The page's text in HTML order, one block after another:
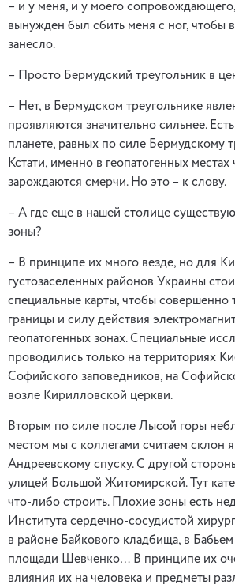
– и у меня, и у моего
вынужден был сбить меня с ног, чтобы
занесло.
– Просто Бермудский треугольник в
– Нет, в Бермудском треугольнике
проявляются значительно сильнее.
планете, равных по силе Бермудскому
Кстати, именно в геопатогенных местах
зарождаются смерчи. Но это – к слову.
– А где еще в нашей столице
зоны?
– В принципе их много везде, но для
густозаселенных районов Украины
специальные карты, чтобы совершенно
границы и силу действия
геопатогенных зонах. Специальные
проводились только на территориях
Софийского заповедников, на
возле Кирилловской церкви.
Вторым по силе после Лысой горы
местом мы с коллегами считаем склон
Андреевскому спуску. С другой
улицей Большой Житомирской. Тут
что-либо строить. Плохие зоны есть
Института сердечно-сосудистой
в районе Байкового кладбища, в
площади Шевченко… В принципе их
влияния их на человека и предметы